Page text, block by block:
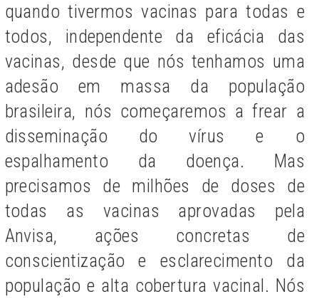
quando tivermos vacinas para todas e
todos, independente da eficácia das
vacinas, desde que nós tenhamos uma
adesão em massa da população
brasileira, nós começaremos a frear a
disseminação do vírus e o
espalhamento da doença. Mas
precisamos de milhões de doses de
todas as vacinas aprovadas pela
Anvisa, ações concretas de
conscientização e esclarecimento da
população e alta cobertura vacinal. Nós